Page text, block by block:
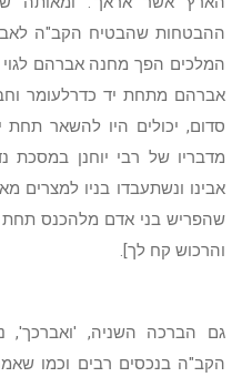
ההבטחות שהבטיח הקב"ה
המלכים הפך מחנה אברהם
אברהם מתחת יד כדרלעומר
סדום, יכולים היו להשאר תחת
מדבריו של רבי יוחנן
אבינו ונשתעבדו בניו למצרים
שהפריש בני אדם מלהכנס תחת
והרכוש קח לך].
גם הברכה השניה,
הקב"ה בנכסים רבים וכמו